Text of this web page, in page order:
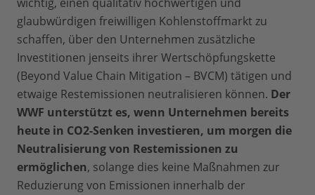
wichtig, einen qualitativ hochwertigen und
glaubwürdigen freiwilligen Kohlenstoffmarkt zu
schaffen, über den Unternehmen zusätzliche
Investitionen jenseits ihrer Wertschöpfungskette
(Beyond Value Chain Mitigation – BVCM) tätigen und
etwaige Restemissionen neutralisieren können. Der
WWF unterstützt es, wenn Unternehmen bereits
heute in CO2-Senken investieren, um morgen die
Neutralisierung von Restemissionen zu
ermöglichen, solange dies keine Maßnahmen zur
Reduzierung von Emissionen innerhalb der